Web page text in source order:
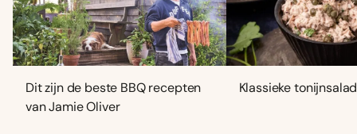
Dit zijn de beste BBQ recepten
van Jamie Oliver
Klassieke